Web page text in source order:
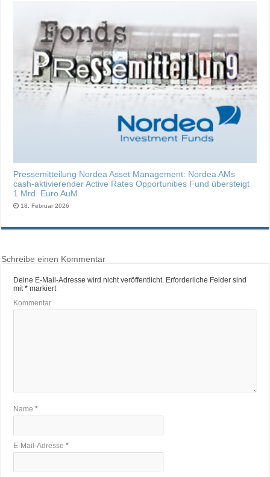
Pressemitteilung Nordea Asset Management: Nordea AMs
cash-aktivierender Active Rates Opportunities Fund übersteigt
1 Mrd. Euro AuM
18. Februar 2026
Schreibe einen Kommentar
Deine E-Mail-Adresse wird nicht veröffentlicht. Erforderliche Felder sind
mit* markiert
Kommentar
Name*
E-Mail-Adresse*